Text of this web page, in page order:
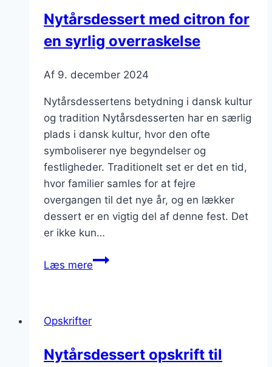
Nytårsdessert med citron for
en syrlig overraskelse
Af 9. december 2024
Nytårsdessertens betydning i dansk kultur
og tradition Nytårsdesserten har en særlig
plads i dansk kultur, hvor den ofte
symboliserer nye begyndelser og
festligheder. Traditionelt set er det en tid,
hvor familier samles for at fejre
overgangen til det nye år, og en lækker
dessert er en vigtig del af denne fest. Det
er ikke kun…
Læs mereNytårsdessert
overraskelse
Opskrifter
Nytårsdessert opskrift til